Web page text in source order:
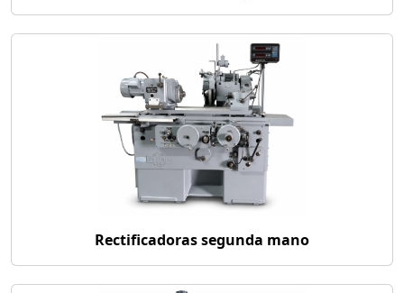
Rectificadoras segunda mano